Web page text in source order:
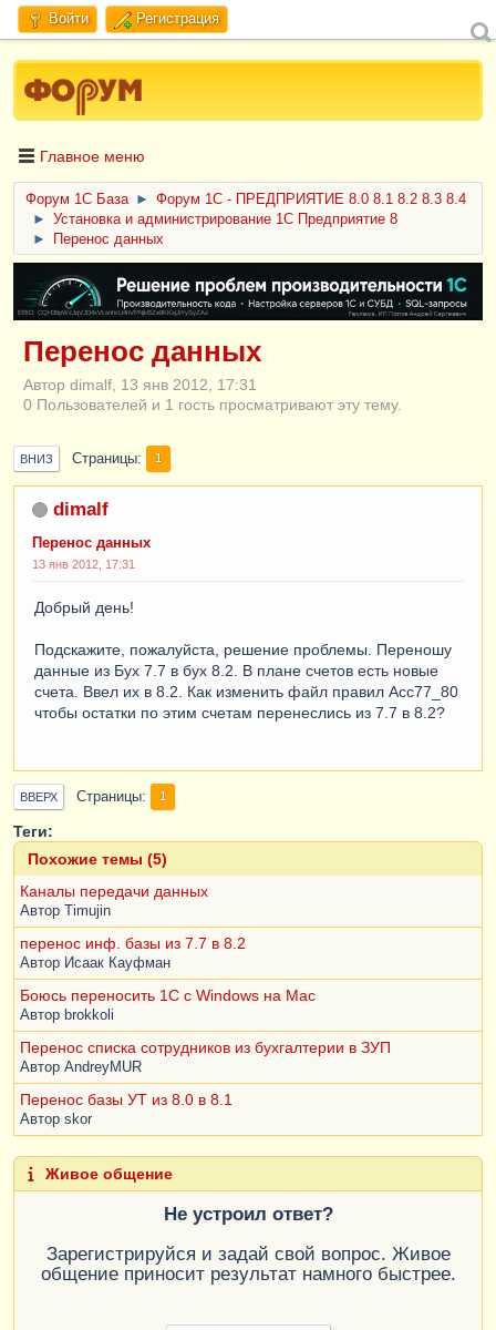
Войти Регистрация
Главное меню
Форум 1C База ►
Форум 1С - ПРЕДПРИЯТИЕ 8.0 8.1 8.2 8.3 8.4
►
Установка и администрирование 1С Предприятие 8
►
Перенос данных
ERID: CQH36pWzJqVJD4xVLsnhcU4hVPNjkBZe8KKxjJiYySyZAz
Перенос данных
Автор dimalf, 13 янв 2012, 17:31
0 Пользователей и 1 гость просматривают эту тему.
ВНИЗ Страницы 1
dimalf
Перенос данных
13 янв 2012, 17:31
Добрый день!
Подскажите, пожалуйста, решение проблемы. Переношу
данные из Бух 7.7 в бух 8.2. В плане счетов есть новые
счета. Ввел их в 8.2. Как изменить файл правил Acc77_80
чтобы остатки по этим счетам перенеслись из 7.7 в 8.2?
ВВЕРХ Страницы 1
Теги:
Похожие темы (5)
Каналы передачи данных
Автор Timujin
перенос инф. базы из 7.7 в 8.2
Автор Исаак Кауфман
Боюсь переносить 1С с Windows на Mac
Автор brokkoli
Перенос списка сотрудников из бухгалтерии в ЗУП
Автор AndreyMUR
Перенос базы УТ из 8.0 в 8.1
Автор skor
Живое общение
Не устроил ответ?
Зарегистрируйся и задай свой вопрос. Живое
общение приносит результат намного быстрее.